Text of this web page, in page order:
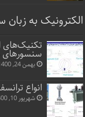
الکترونیک به زبان
تکنیک‌های
بهمن 24, 1400
انواع
شهریور 10, 1400